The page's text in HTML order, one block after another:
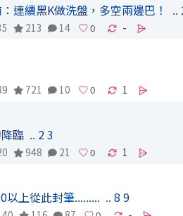
連續黑K做洗盤，多空兩邊巴！ ..
213 14 -
721 10 1
臨 .. 23
948 21 1
以上從此封筆......... ..8 9